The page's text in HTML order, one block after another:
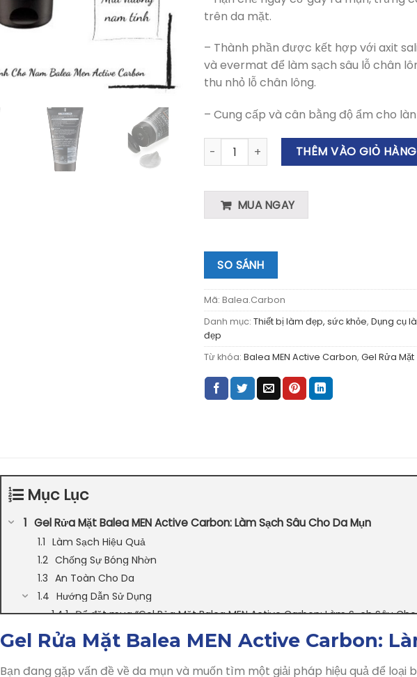
trên da mặt.
– Thành phần được kết hợp với axit
và evermat để làm sạch sâu lỗ chân
thu nhỏ lỗ chân lông.
– Cung cấp và cân bằng độ ẩm cho
Gel Rửa Mặt Balea MEN Active Carbon:
THÊM VÀO GIỎ HÀNG
MUA NGAY
SO SÁNH
Mã: Balea.Carbon
Danh mục: Thiết bị làm đẹp, sức khỏe, Dụng cụ
đẹp
Từ khóa: Balea MEN Active Carbon, Gel Rửa Mặt
Mục Lục
Gel Rửa Mặt Balea MEN Active Carbon: Làm Sạch Sâu Cho Da Mụn
Làm Sạch Hiệu Quả
Chống Sự Bóng Nhờn
An Toàn Cho Da
Hướng Dẫn Sử Dụng
Để đặt mua “Gel Rửa Mặt Balea MEN Active Carbon: Làm Sạch Sâu Cho
Gel Rửa Mặt Balea MEN Active Carbon:
Bạn đang gặp vấn đề về da mụn và muốn tìm một giải pháp hiệu quả để